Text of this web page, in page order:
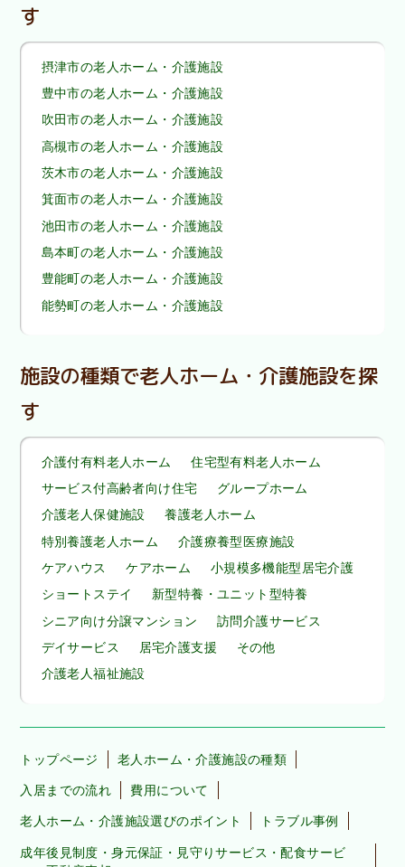
す
摂津市の老人ホーム・介護施設
豊中市の老人ホーム・介護施設
吹田市の老人ホーム・介護施設
高槻市の老人ホーム・介護施設
茨木市の老人ホーム・介護施設
箕面市の老人ホーム・介護施設
池田市の老人ホーム・介護施設
島本町の老人ホーム・介護施設
豊能町の老人ホーム・介護施設
能勢町の老人ホーム・介護施設
施設の種類で老人ホーム・介護施設を探
す
介護付有料老人ホーム
住宅型有料老人ホーム
サービス付高齢者向け住宅
グループホーム
介護老人保健施設
養護老人ホーム
特別養護老人ホーム
介護療養型医療施設
ケアハウス
ケアホーム
小規模多機能型居宅介護
ショートステイ
新型特養・ユニット型特養
シニア向け分譲マンション
訪問介護サービス
デイサービス
居宅介護支援
その他
介護老人福祉施設
トップページ 老人ホーム・介護施設の種類
入居までの流れ 費用について
老人ホーム・介護施設選びのポイント トラブル事例
成年後見制度・身元保証・見守りサービス・配食サービ